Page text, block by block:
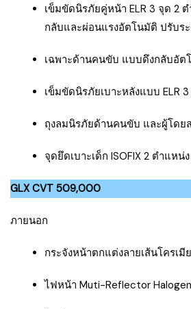
เข็มขัดนิรภัยคู่หน้า ELR 3 จุด 2
กลับและผ่อนแรงอัตโนมัติ ปรับร
เฉพาะด้านคนขับ แบบดึงกลับอัต
เข็มขัดนิรภัยเบาะหลังแบบ ELR
ถุงลมนิรภัยด้านคนขับ และผู้โดย
จุดยึดเบาะเด็ก ISOFIX 2 ตำแหน่ง
GLX CVT 509,000
ภายนอก
กระจังหน้าตกแต่งลายเส้นโครเมี
ไฟหน้า Muti-Reflector Halogen